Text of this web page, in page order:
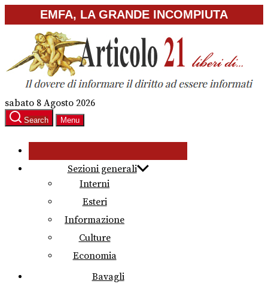
to
content
EMFA, LA GRANDE INCOMPIUTA
sabato 8 Agosto 2026
Search Menu
Sezioni generali
Interni
Esteri
Informazione
Culture
Economia
Bavagli